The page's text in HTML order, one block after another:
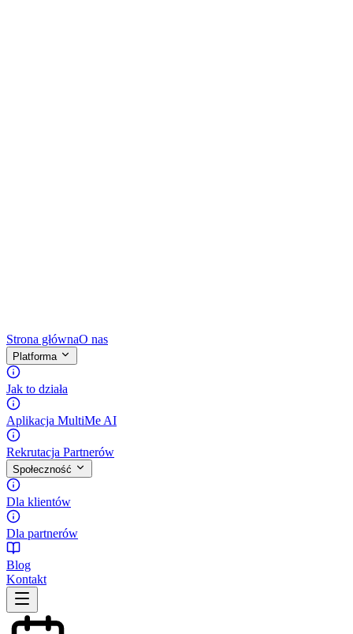
Strona głównaO nas
Platforma
Jak to działa
Aplikacja MultiMe AI
Rekrutacja Partnerów
Społeczność
Dla klientów
Dla partnerów
Blog
Kontakt